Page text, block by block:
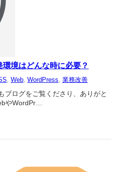
境はどんな時に必要？
Web WordPress 業務改善
ブログをご覧くださり、ありがと
やWordPr…